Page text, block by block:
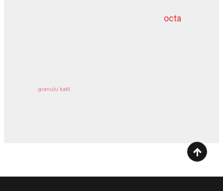
octa
granulu katli
dziļurbums